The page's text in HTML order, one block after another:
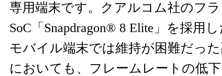
専用端末です。クアルコム社のフ
SoC「Snapdragon® 8 Elite」を採用
モバイル端末では維持が困難だっ
においても、フレームレートの低